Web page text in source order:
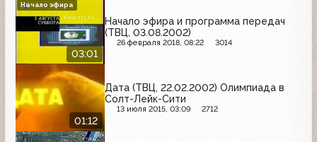
03:01
Начало эфира и программа передач
(ТВЦ, 03.08.2002)
26 февраля 2018, 08:22 3014
Начало эфира
01:12
Дата (ТВЦ, 22.02.2002) Олимпиада в
Солт-Лейк-Сити
13 июля 2015, 03:09 2712